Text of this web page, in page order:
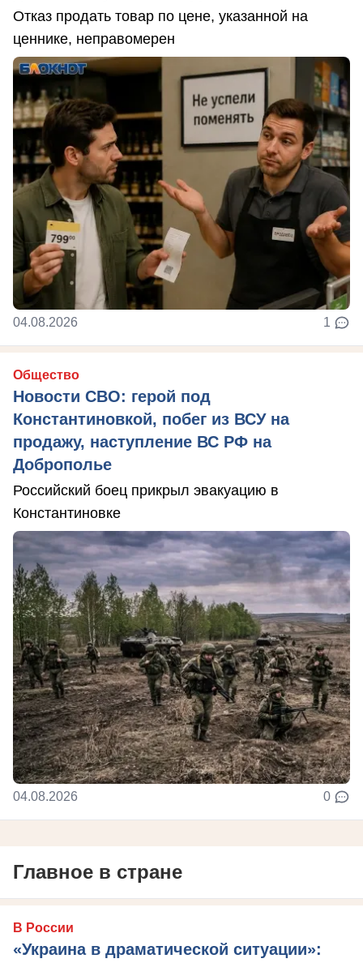
Отказ продать товар по цене, указанной на
ценнике, неправомерен
04.08.2026 1
Общество
Новости СВО: герой под
Константиновкой, побег из ВСУ на
продажу, наступление ВС РФ на
Доброполье
Российский боец прикрыл эвакуацию в
Константиновке
04.08.2026 0
Главное в стране
В России
«Украина в драматической ситуации»: